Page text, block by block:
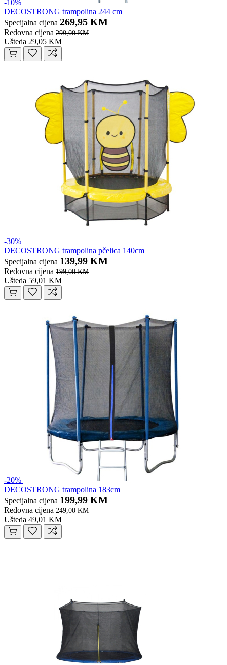
-10%
DECOSTRONG trampolina 244 cm
Specijalna cijena 269,95 KM
Redovna cijena 299,00 KM
Ušteda 29,05 KM
-30%
DECOSTRONG trampolina pčelica 140cm
Specijalna cijena 139,99 KM
Redovna cijena 199,00 KM
Ušteda 59,01 KM
-20%
DECOSTRONG trampolina 183cm
Specijalna cijena 199,99 KM
Redovna cijena 249,00 KM
Ušteda 49,01 KM